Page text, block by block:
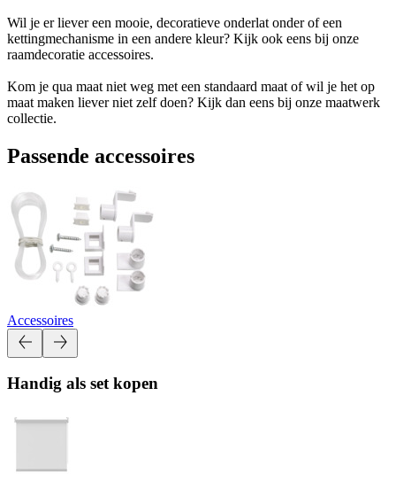
Wil je er liever een mooie, decoratieve onderlat onder of een
kettingmechanisme in een andere kleur? Kijk ook eens bij onze
raamdecoratie accessoires.
Kom je qua maat niet weg met een standaard maat of wil je het op
maat maken liever niet zelf doen? Kijk dan eens bij onze maatwerk
collectie.
Passende accessoires
Accessoires
Handig als set kopen